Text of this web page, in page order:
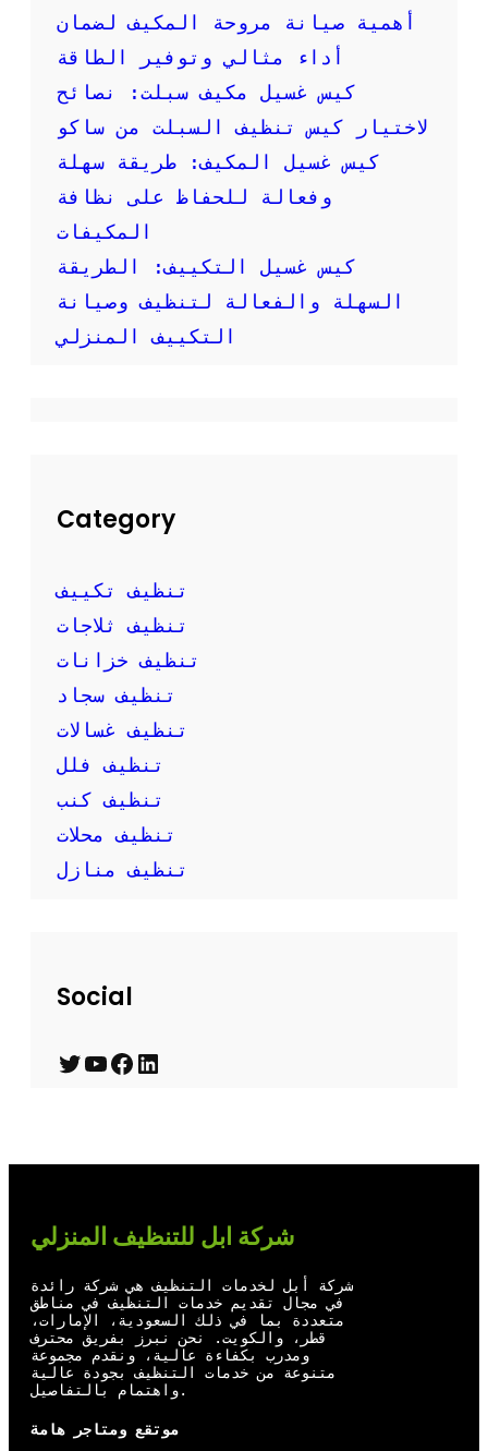
ا
ل
ص
و
ر
ك
ي
ق
م
ت
ي
ف
ن
ف
س
ك
أهمية صيانة مروحة المكيف لضمان
أداء مثالي وتوفير الطاقة
كيس غسيل مكيف سبلت: نصائح
لاختيار كيس تنظيف السبلت من ساكو
كيس غسيل المكيف: طريقة سهلة
وفعالة للحفاظ على نظافة
المكيفات
كيس غسيل التكييف: الطريقة
السهلة والفعالة لتنظيف وصيانة
التكييف المنزلي
Category
تنظيف تكييف
تنظيف ثلاجات
تنظيف خزانات
تنظيف سجاد
تنظيف غسالات
تنظيف فلل
تنظيف كنب
تنظيف محلات
تنظيف منازل
Social
T
t
e
r
Y
u
b
e
F
o
o
k
L
e
d
I
n
شركة ابل للتنظيف المنزلي
شركة أبل لخدمات التنظيف هي شركة رائدة
في مجال تقديم خدمات التنظيف في مناطق
متعددة بما في ذلك السعودية، الإمارات،
قطر، والكويت. نحن نبرز بفريق محترف
ومدرب بكفاءة عالية، ونقدم مجموعة
متنوعة من خدمات التنظيف بجودة عالية
واهتمام بالتفاصيل.
موتقع ومتاجر هامة